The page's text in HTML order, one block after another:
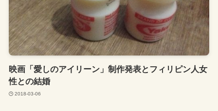
映画「愛しのアイリーン」制作発表とフィリピン人女
性との結婚
2018-03-06